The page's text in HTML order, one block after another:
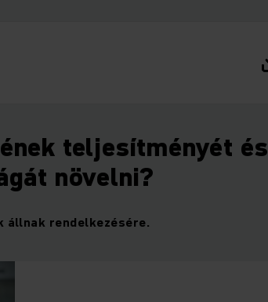
teljesítményét és
növelni?
állnak rendelkezésére.